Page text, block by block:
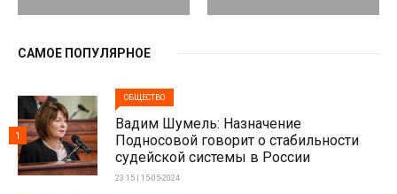
САМОЕ ПОПУЛЯРНОЕ
ОБЩЕСТВО
Вадим Шумель: Назначение
Подносовой говорит о стабильности
судейской системы в России
23:15 | 15-05-2024
1